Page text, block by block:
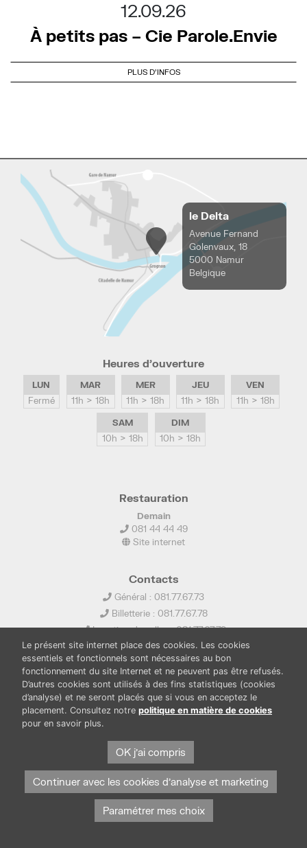
12.09.26
À petits pas – Cie Parole.Envie
PLUS D'INFOS
le Delta
Avenue Fernand
Golenvaux, 18
5000 Namur
Belgique
Heures d’ouverture
LUN
Fermé
MAR
11h > 18h
MER
11h > 18h
JEU
11h > 18h
VEN
11h > 18h
SAM
10h > 18h
DIM
10h > 18h
Restauration
Demain
081 44 44 49
Site internet
Contacts
Général : 081.77.67.73
Billetterie : 081.77.67.78
Location de salles : 081.77.67.79
info@ledelta.be
BOUTIQUE
Protection des données et cookies
Mentions légales
Le présent site internet place des cookies. Les cookies
essentiels et fonctionnels sont nécessaires au bon
fonctionnement du site Internet et ne peuvent pas être refusés.
D’autres cookies sont utilisés à des fins statistiques (cookies
d’analyse) et ne seront placés que si vous en acceptez le
placement. Consultez notre politique en matière de cookies
pour en savoir plus.
OK j'ai compris
Continuer avec les cookies d'analyse et marketing
Paramétrer mes choix